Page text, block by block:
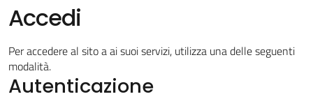
Vivere
Fontanelice
Accedi
Per accedere al sito a ai suoi servizi, utilizza una delle seguenti
modalità.
Autenticazione